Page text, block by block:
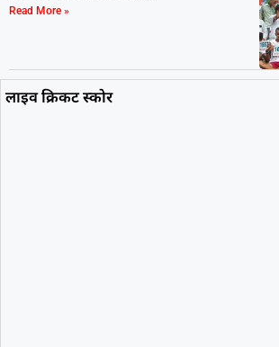
Read More »
लाइव क्रिकट स्कोर